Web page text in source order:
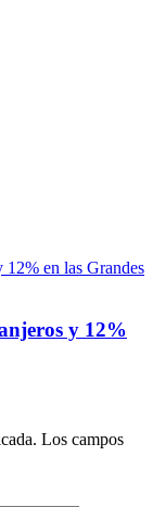
y 12%
Los campos